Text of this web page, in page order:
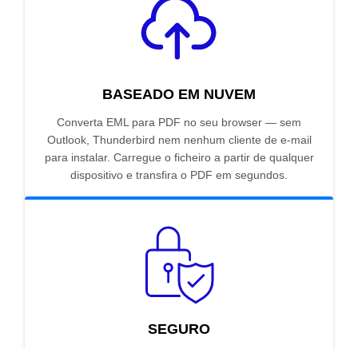
BASEADO EM NUVEM
Converta EML para PDF no seu browser — sem
Outlook, Thunderbird nem nenhum cliente de e-mail
para instalar. Carregue o ficheiro a partir de qualquer
dispositivo e transfira o PDF em segundos.
SEGURO